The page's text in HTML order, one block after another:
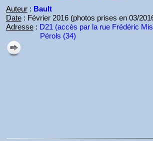
Auteur: Bault
Date: Février 2016 (photos prises en 03/
Adresse: D21 (accès par la rue Frédéric
Pérols (34)